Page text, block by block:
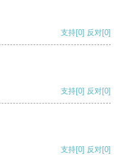
支持[0] 反对[0]
支持[0] 反对[0]
支持[0] 反对[0]